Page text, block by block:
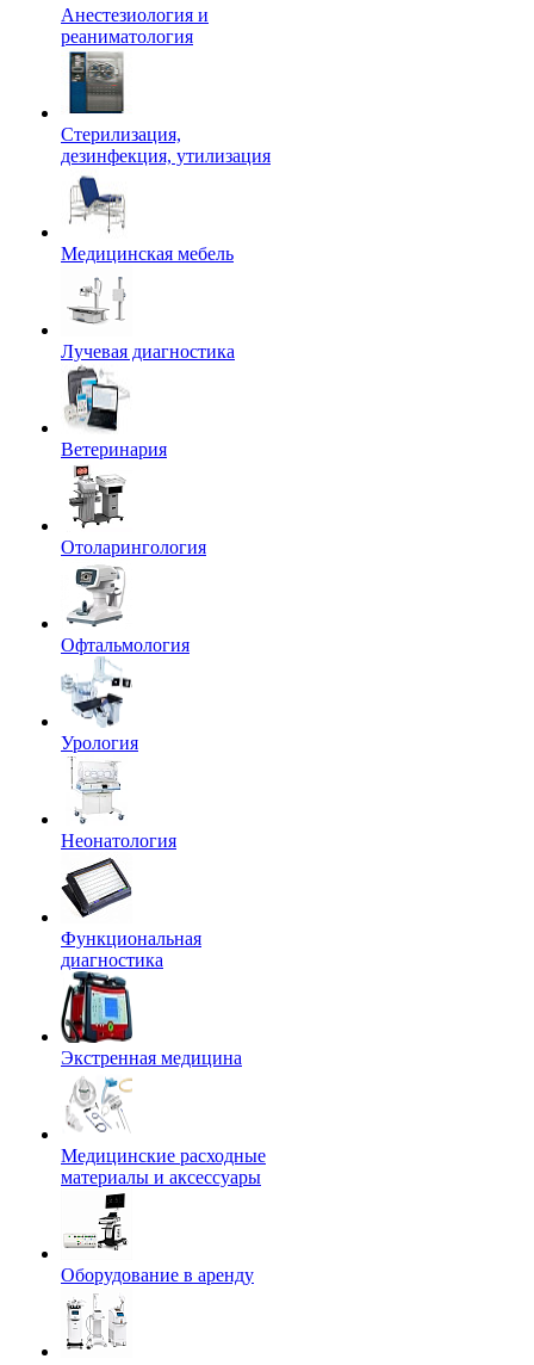
Анестезиология и
реаниматология
Стерилизация,
дезинфекция, утилизация
Медицинская мебель
Лучевая диагностика
Ветеринария
Отоларингология
Офтальмология
Урология
Неонатология
Функциональная
диагностика
Экстренная медицина
Медицинские расходные
материалы и аксессуары
Оборудование в аренду